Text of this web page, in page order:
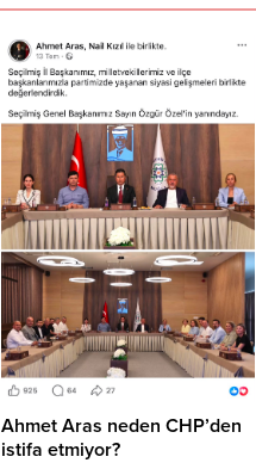
Ahmet Aras neden CHP’den
istifa etmiyor?